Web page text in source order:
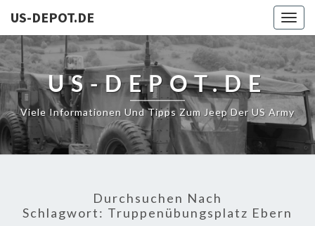
US-DEPOT.DE
US-DEPOT.DE
Viele Informationen Und Tipps Zum Jeep Der US Army
Durchsuchen Nach
Schlagwort: Truppenübungsplatz Ebern